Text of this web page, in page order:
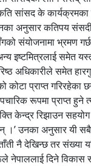
सांसद के कार्यक्रमका
अनुसार कतिपय
संयोजनामा भ्रमण
इष्टमित्रलाई समेत
अधिकारीले समेत
कोटा प्राप्त गरिरहेका
रूपमा प्राप्त हुने
केन्द्र रिझाउन
।’ उनका अनुसार यी
नै देखिन्छ तर
नेपाललाई दिने